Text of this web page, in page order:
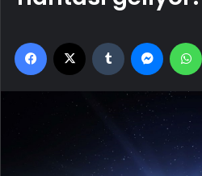
Facebook Tumblr